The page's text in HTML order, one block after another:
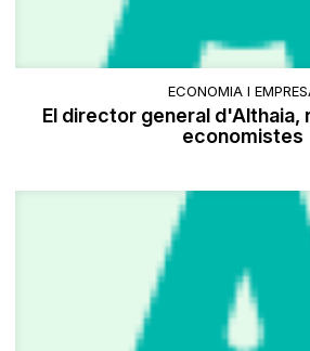
ECONOMIA I
El director general d'Althaia,
economistes